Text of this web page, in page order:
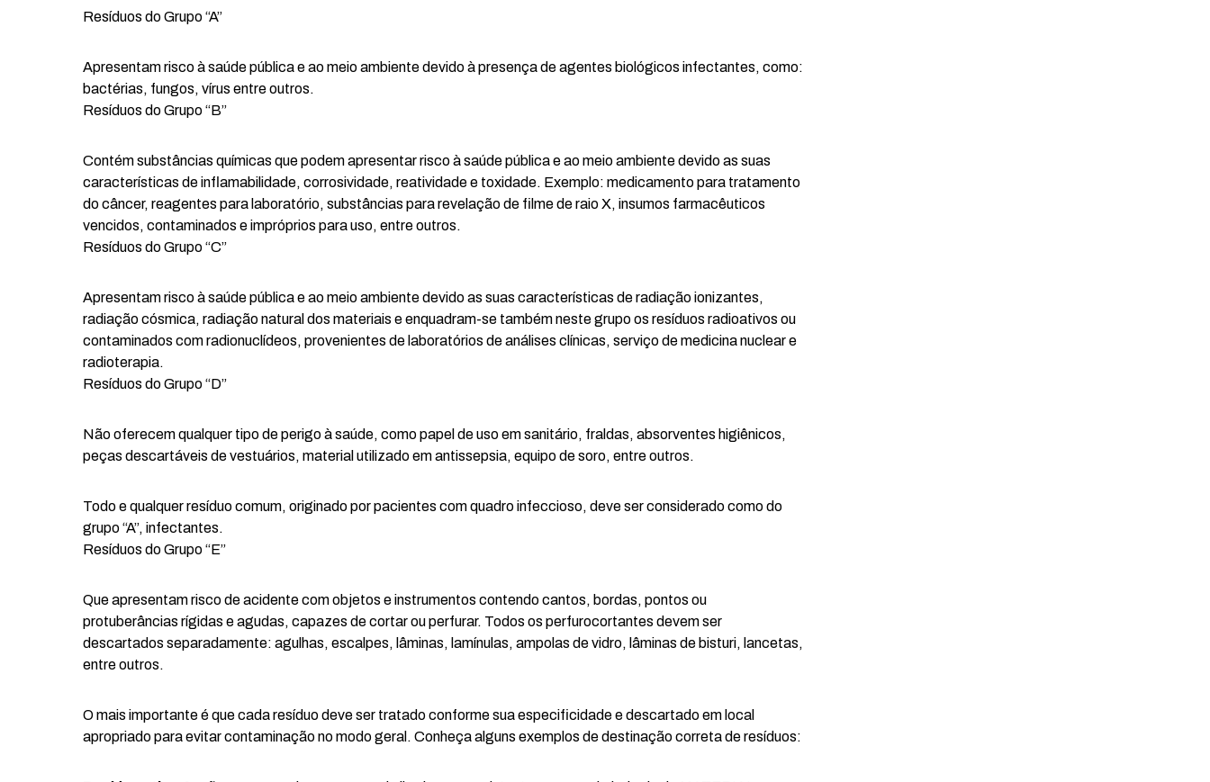
Resíduos do Grupo “A”
Apresentam risco à saúde pública e ao meio ambiente devido à presença de agentes biológicos infectantes, como:
bactérias, fungos, vírus entre outros.
Resíduos do Grupo “B”
Contém substâncias químicas que podem apresentar risco à saúde pública e ao meio ambiente devido as suas
características de inflamabilidade, corrosividade, reatividade e toxidade. Exemplo: medicamento para tratamento
do câncer, reagentes para laboratório, substâncias para revelação de filme de raio X, insumos farmacêuticos
vencidos, contaminados e impróprios para uso, entre outros.
Resíduos do Grupo “C”
Apresentam risco à saúde pública e ao meio ambiente devido as suas características de radiação ionizantes,
radiação cósmica, radiação natural dos materiais e enquadram-se também neste grupo os resíduos radioativos ou
contaminados com radionuclídeos, provenientes de laboratórios de análises clínicas, serviço de medicina nuclear e
radioterapia.
Resíduos do Grupo “D”
Não oferecem qualquer tipo de perigo à saúde, como papel de uso em sanitário, fraldas, absorventes higiênicos,
peças descartáveis de vestuários, material utilizado em antissepsia, equipo de soro, entre outros.
Todo e qualquer resíduo comum, originado por pacientes com quadro infeccioso, deve ser considerado como do
grupo “A”, infectantes.
Resíduos do Grupo “E”
Que apresentam risco de acidente com objetos e instrumentos contendo cantos, bordas, pontos ou
protuberâncias rígidas e agudas, capazes de cortar ou perfurar. Todos os perfurocortantes devem ser
descartados separadamente: agulhas, escalpes, lâminas, lamínulas, ampolas de vidro, lâminas de bisturi, lancetas,
entre outros.
O mais importante é que cada resíduo deve ser tratado conforme sua especificidade e descartado em local
apropriado para evitar contaminação no modo geral. Conheça alguns exemplos de destinação correta de resíduos: